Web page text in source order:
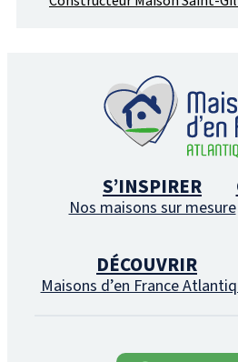
S’INSPIRER
Nos maisons sur mesure
DÉCOUVRIR
Maisons d’en France